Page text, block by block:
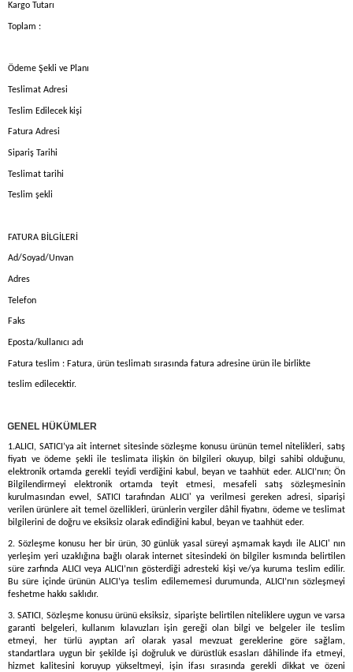
Kargo Tutarı
Toplam :
Ödeme Şekli ve Planı
Teslimat Adresi
Teslim Edilecek kişi
Fatura Adresi
Sipariş Tarihi
Teslimat tarihi
Teslim şekli
FATURA BİLGİLERİ
Ad/Soyad/Unvan
Adres
Telefon
Faks
Eposta/kullanıcı adı
Fatura teslim : Fatura, ürün teslimatı sırasında fatura adresine ürün ile birlikte
teslim edilecektir.
GENEL HÜKÜMLER
1.ALICI, SATICI’ya ait internet sitesinde sözleşme konusu ürünün temel nitelikleri, satış
fiyatı ve ödeme şekli ile teslimata ilişkin ön bilgileri okuyup, bilgi sahibi olduğunu,
elektronik ortamda gerekli teyidi verdiğini kabul, beyan ve taahhüt eder. ALICI’nın; Ön
Bilgilendirmeyi elektronik ortamda teyit etmesi, mesafeli satış sözleşmesinin
kurulmasından evvel, SATICI tarafından ALICI' ya verilmesi gereken adresi, siparişi
verilen ürünlere ait temel özellikleri, ürünlerin vergiler dâhil fiyatını, ödeme ve teslimat
bilgilerini de doğru ve eksiksiz olarak edindiğini kabul, beyan ve taahhüt eder.
2. Sözleşme konusu her bir ürün, 30 günlük yasal süreyi aşmamak kaydı ile ALICI' nın
yerleşim yeri uzaklığına bağlı olarak internet sitesindeki ön bilgiler kısmında belirtilen
süre zarfında ALICI veya ALICI’nın gösterdiği adresteki kişi ve/ya kuruma teslim edilir.
Bu süre içinde ürünün ALICI’ya teslim edilememesi durumunda, ALICI’nın sözleşmeyi
feshetme hakkı saklıdır.
3. SATICI, Sözleşme konusu ürünü eksiksiz, siparişte belirtilen niteliklere uygun ve varsa
garanti belgeleri, kullanım kılavuzları işin gereği olan bilgi ve belgeler ile teslim
etmeyi, her türlü ayıptan arî olarak yasal mevzuat gereklerine göre sağlam,
standartlara uygun bir şekilde işi doğruluk ve dürüstlük esasları dâhilinde ifa etmeyi,
hizmet kalitesini koruyup yükseltmeyi, işin ifası sırasında gerekli dikkat ve özeni